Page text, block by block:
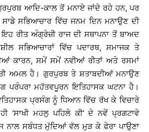
ਆਦਿ-ਕਾਲ ਤੋਂ ਮਨਾਏ ਜਾਂਦੇ ਰਹੇ ਹਨ, ਪਰ
ਸਭਿਆਚਾਰ ਵਿੱਚ ਜਨਮ ਦਿਨ ਮਨਾਉਣ ਦੀ
ਰੀਤ ਅੰਗ੍ਰੇਜ਼ੀ ਰਾਜ ਦੀ ਸਥਾਪਨਾ ਤੋਂ ਬਾਅਦ
ਸਭਿਆਚਾਰਾਂ ਵਿੱਚ ਪਦਾਰਥ, ਸਮਾਜਕ ਤੇ
ਕਾਰਨ, ਸਮੇਂ ਸਮੇਂ ਨਵੀਆਂ ਰੀਤਾਂ ਅਤੇ ਰਸਮਾਂ
ਅਮਲ ਹੈ। ਗੁਰਪੁਰਬ ਤੇ ਸ਼ਤਾਬਦੀਆਂ ਮਨਾਉਣ
ਪਰੰਪਰਾ ਮਹੱਤਵਪੂਰਨ ਇਤਿਹਾਸਕ ਘਟਨਾ ਹੈ।
ਪ੍ਰਸੰਗ ਨੂੰ ਧਿਆਨ ਵਿੱਚ ਰੱਖ ਕੇ ਵਿਚਾਰੇ
‘ਸਾਖੀ ਮਹਲੁ ਪਹਿਲੇ ਕੀ’ ਦੇ ਨਵੇਂ ਪ੍ਰਗਟਾਵੇ
ਨਾਲ ਸਬੰਧਤ ਮੁੱਦਿਆਂ ਵੱਲ ਮੁੜ ਕੇ ਫੇਰਾ ਪਾਉਣਾ